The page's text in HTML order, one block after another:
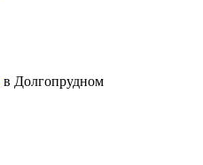
в Долгопрудном